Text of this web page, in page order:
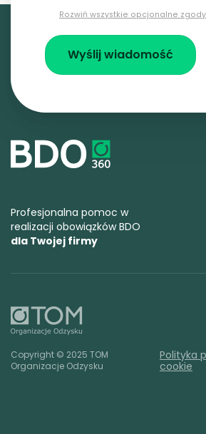
Rozwiń wszystkie opcjonalne
Profesjonalna pomoc w
realizacji obowiązków BDO
dla Twojej firmy
Copyright © 2025 TOM
Organizacje Odzysku
Polityka
cookie